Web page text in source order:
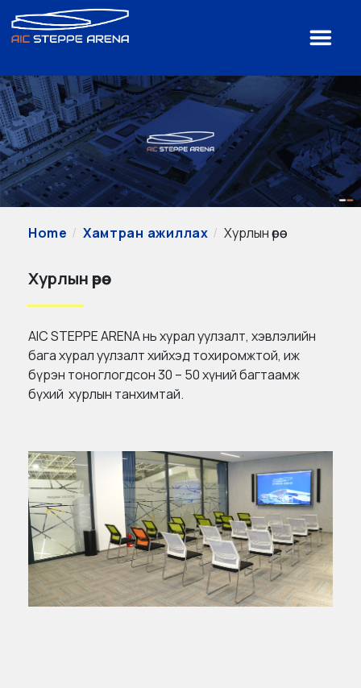
Home Хамтран ажиллах Хурлын өрөө
Хурлын өрөө
AIC STEPPE ARENA нь хурал уулзалт, хэвлэлийн
бага хурал уулзалт хийхэд тохиромжтой, иж
бүрэн тоноглогдсон 30 – 50 хүний багтаамж
бүхий хурлын танхимтай.